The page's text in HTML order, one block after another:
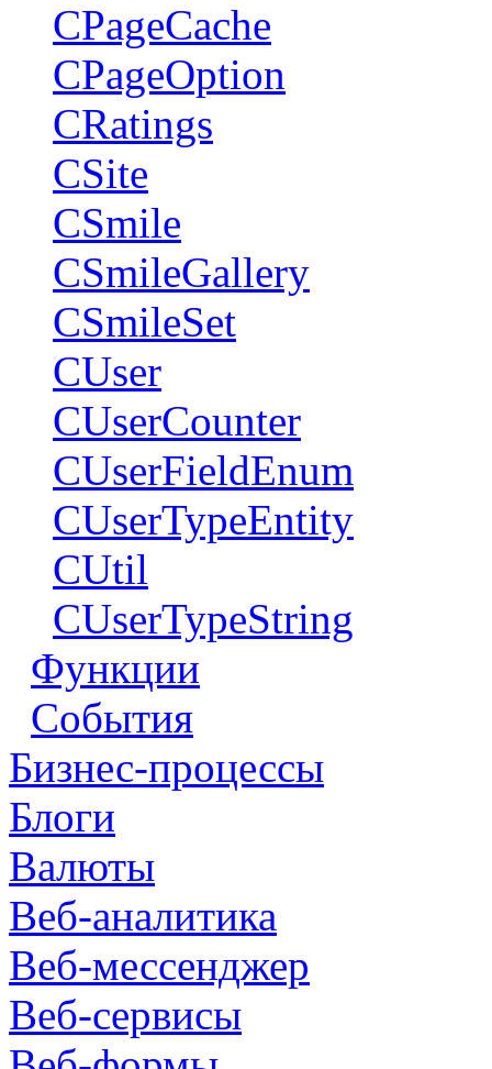
CPageCache
CPageOption
CRatings
CSite
CSmile
CSmileGallery
CSmileSet
CUser
CUserCounter
CUserFieldEnum
CUserTypeEntity
CUtil
CUserTypeString
Функции
События
Бизнес-процессы
Блоги
Валюты
Веб-аналитика
Веб-мессенджер
Веб-сервисы